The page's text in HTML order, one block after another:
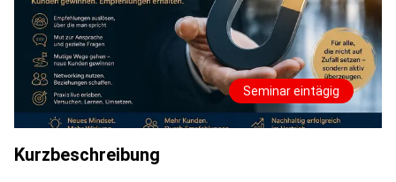
Seminar eintägig
Kurzbeschreibung